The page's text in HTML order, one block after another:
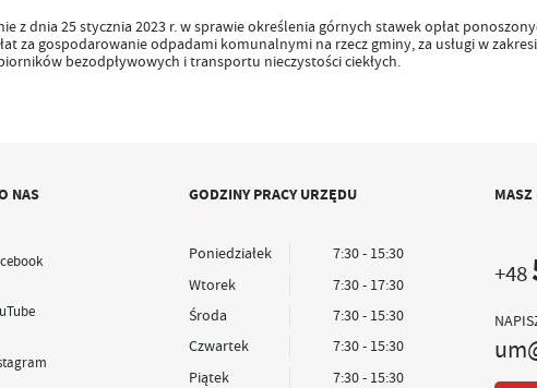
z dnia 25 stycznia 2023 r. w sprawieokreślenia górnych stawek opłat
za gospodarowanie odpadami komunalnymi na rzecz gminy, za usługi w
bezodpływowych i transportu nieczystości ciekłych.
NAS GODZINY PRACY URZĘDU
Poniedziałek
7:30 - 15:30
Wtorek
7:30 - 17:30
Środa
7:30 - 15:30
Czwartek
7:30 - 15:30
Piątek
7:30 - 15:30
MASZ
+48